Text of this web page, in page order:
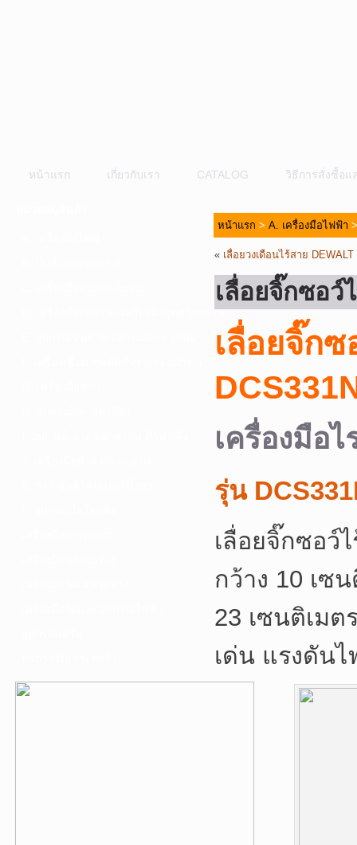
หน้าแรก เกี่ยวกับเรา CATALOG วิธีการสั่งซื้อแ
D. เครื่องมือก่อสร้าง-เครื่องมืออุตสาหกรรม
หน้าแรก > A. เครื่องมือไฟฟ้า
« เลื่อยวงเดือนไร้สาย
เลื่อยจิ๊กซอว์
เลื่อยจิ๊กซ
เครื่องมือ
รุ่น
เลื่อยจิ๊กซอว์
กว้าง 10 เซ
23 เซนติเม
เด่น แรงดัน